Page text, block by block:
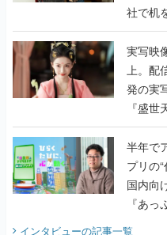
社で机
『
んだレ
実写映
上。配
発の実
『盛
うこだ
半年でア
プリの
国内向
『あ
てみた
インタビューの記事一覧